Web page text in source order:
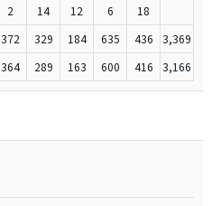
2 14 12 6
18
372 329 184 635 436
3,369
364 289 163 600 416 3,166